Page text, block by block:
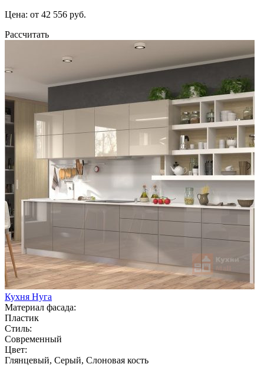
Цена: от 42 556 руб.
Рассчитать
Кухня Нуга
Материал фасада:
Пластик
Стиль:
Современный
Цвет:
Глянцевый, Серый, Слоновая кость